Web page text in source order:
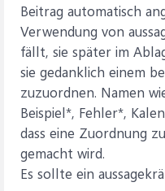
Beitrag automatisch
Verwendung von
fällt, sie später im
sie gedanklich einem
zuzuordnen. Namen
Beispiel*, Fehler*,
dass eine Zuordnung
gemacht wird.
Es sollte ein